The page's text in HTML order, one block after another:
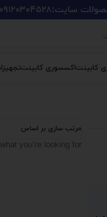
سایت:۰۹۱۲۰۳۰۴۵۲۸
کابینتاکسسوری کابینت
مرتب سازی بر اساس
you’re looking for.